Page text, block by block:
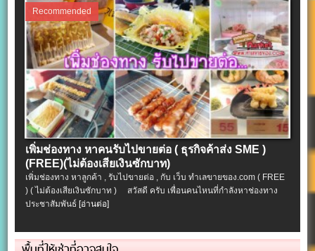
Recommended
เพิ่มช่องทาง หาคนรับไปขายต่อ ( ธุรกิจค้าส่ง SME )
(FREE)(ไม่ต้องเสียเงินซักบาท)
เพิ่มช่องทาง หาลูกค้า , รับไปขายต่อ , กับ เว็บ ทำเลขายของ.com ( FREE
) ( ไม่ต้องเสียเงินซักบาท ) สวัสดี ครับ เพื่อนคนไหนที่กำลังหาช่องทาง
ประชาสัมพันธ์ [อ่านต่อ]